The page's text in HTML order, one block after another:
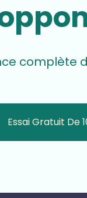
complète
Essai Gratuit De